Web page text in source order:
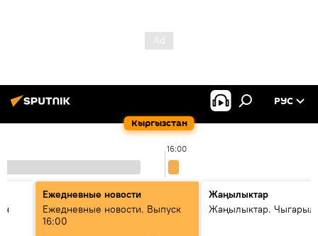
Кыргызстан
РУС
16:00
Ежедневные новости
Ежедневные новости. Выпуск
16:00
Жаңылыктар
Жаңылыктар.